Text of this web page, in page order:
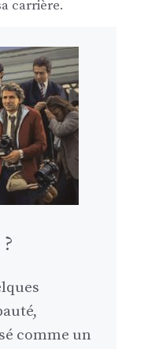
carrière.
comme un